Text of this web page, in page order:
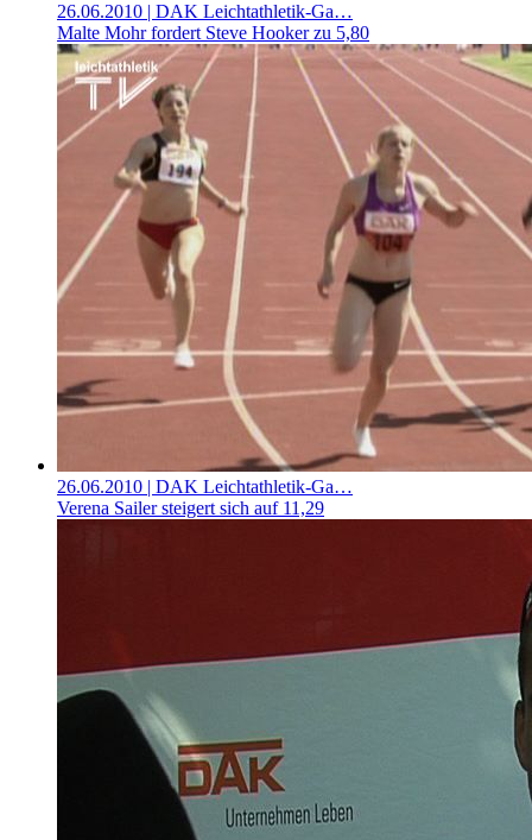
26.06.2010 | DAK Leichtathletik-Ga…
Malte Mohr fordert Steve Hooker zu 5,80
26.06.2010 | DAK Leichtathletik-Ga…
Verena Sailer steigert sich auf 11,29